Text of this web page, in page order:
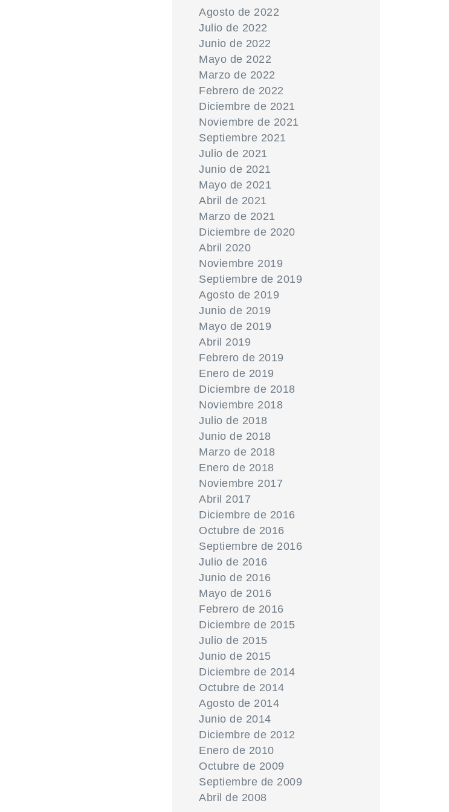
Agosto de 2022
Julio de 2022
Junio de 2022
Mayo de 2022
Marzo de 2022
Febrero de 2022
Diciembre de 2021
Noviembre de 2021
Septiembre 2021
Julio de 2021
Junio de 2021
Mayo de 2021
Abril de 2021
Marzo de 2021
Diciembre de 2020
Abril 2020
Noviembre 2019
Septiembre de 2019
Agosto de 2019
Junio de 2019
Mayo de 2019
Abril 2019
Febrero de 2019
Enero de 2019
Diciembre de 2018
Noviembre 2018
Julio de 2018
Junio de 2018
Marzo de 2018
Enero de 2018
Noviembre 2017
Abril 2017
Diciembre de 2016
Octubre de 2016
Septiembre de 2016
Julio de 2016
Junio de 2016
Mayo de 2016
Febrero de 2016
Diciembre de 2015
Julio de 2015
Junio de 2015
Diciembre de 2014
Octubre de 2014
Agosto de 2014
Junio de 2014
Diciembre de 2012
Enero de 2010
Octubre de 2009
Septiembre de 2009
Abril de 2008